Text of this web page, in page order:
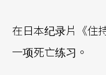
在日本纪录片《住
一项死亡练习。